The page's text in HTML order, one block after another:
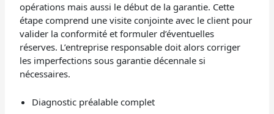
opérations mais aussi le début de la garantie. Cette
étape comprend une visite conjointe avec le client pour
valider la conformité et formuler d’éventuelles
réserves. L’entreprise responsable doit alors corriger
les imperfections sous garantie décennale si
nécessaires.
Diagnostic préalable complet